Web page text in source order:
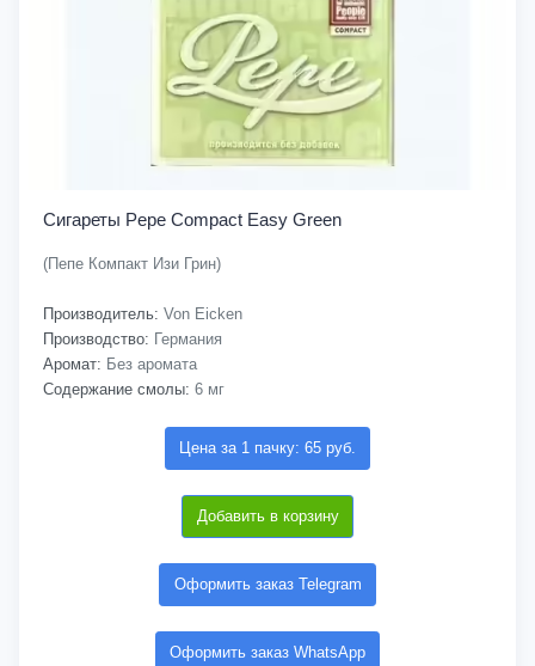
Сигареты Pepe Compact Easy Green
(Пепе Компакт Изи Грин)
Производитель: Von Eicken
Производство: Германия
Аромат: Без аромата
Содержание смолы: 6 мг
Цена за 1 пачку: 65 руб.
Добавить в корзину
Оформить заказ Telegram
Оформить заказ WhatsApp